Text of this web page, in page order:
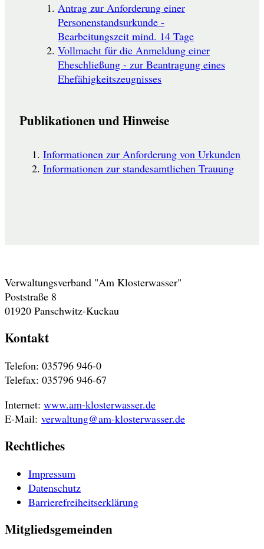
Antrag zur Anforderung einer
Personenstandsurkunde -
Bearbeitungszeit mind. 14 Tage
Vollmacht für die Anmeldung einer
Eheschließung - zur Beantragung eines
Ehefähigkeitszeugnisses
Publikationen und Hinweise
Informationen zur Anforderung von Urkunden
Informationen zur standesamtlichen Trauung
Verwaltungsverband "Am Klosterwasser"
Poststraße 8
01920 Panschwitz-Kuckau
Kontakt
Telefon: 035796 946-0
Telefax: 035796 946-67
Internet: www.am-klosterwasser.de
E-Mail: verwaltung@am-klosterwasser.de
Rechtliches
Impressum
Datenschutz
Barrierefreiheitserklärung
Mitgliedsgemeinden